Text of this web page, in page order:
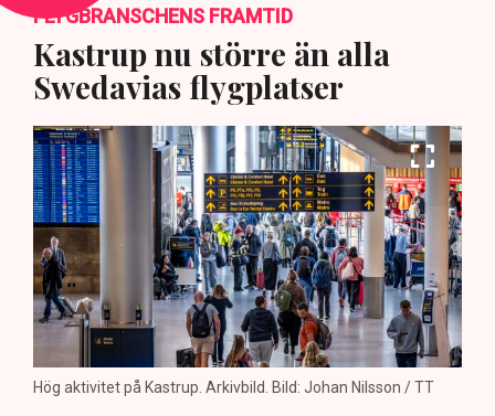
FLYGBRANSCHENS FRAMTID
Kastrup nu större än alla
Swedavias flygplatser
Hög aktivitet på Kastrup. Arkivbild. Bild: Johan Nilsson / TT